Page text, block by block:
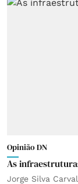
Opinião DN
As
Jorge Silva